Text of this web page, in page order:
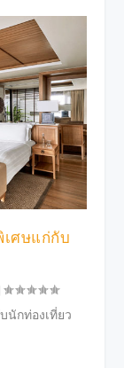
เศษแก่กับ
|
นักท่องเที่ยว